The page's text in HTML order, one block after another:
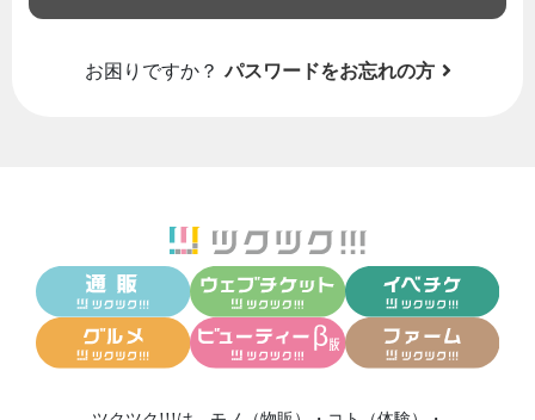
お困りですか？ パスワードをお忘れの方